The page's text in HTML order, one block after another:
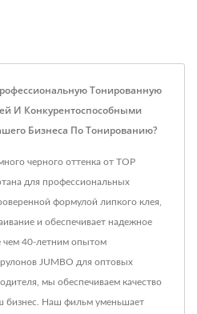
Тонированную
И Конкурентоспособными
Бизнеса По Тонированию?
черного оттенка от TOP
для профессиональных
формулой липкого клея,
и обеспечивает надежное
чем 40-летним опытом
JUMBO для оптовых
мы обеспечиваем качество
бизнес. Наш фильм уменьшает